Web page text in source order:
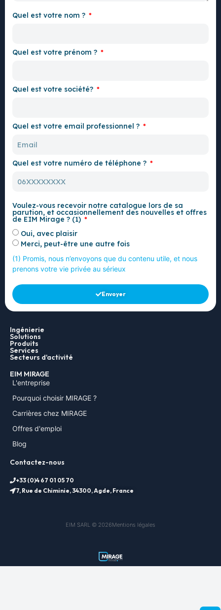
Quel est votre nom ?
Quel est votre prénom ?
Quel est votre société?
Quel est votre email professionnel ?
Quel est votre numéro de téléphone ?
Voulez-vous recevoir notre catalogue lors de sa
parution, et occasionnellement des nouvelles et offres
de EIM Mirage ? (1)
Oui, avec plaisir
Merci, peut-être une autre fois
(1) Promis, nous n’envoyons que du contenu utile, et nous
prenons votre vie privée au sérieux
Envoyer
Ingénierie
Solutions
Produits
Services
Secteurs d'activité
EIM MIRAGE
L'entreprise
Pourquoi choisir MIRAGE ?
Carrières chez MIRAGE
Offres d'emploi
Blog
Contactez-nous
+33 (0)4 67 01 05 70
7, Rue de Chiminie, 34300, Agde, France
EIM SARL © 2026Mentions légales